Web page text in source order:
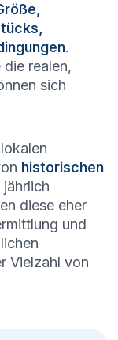
.
realen,
sich
historischen
jährlich
diese eher
und
Vielzahl von